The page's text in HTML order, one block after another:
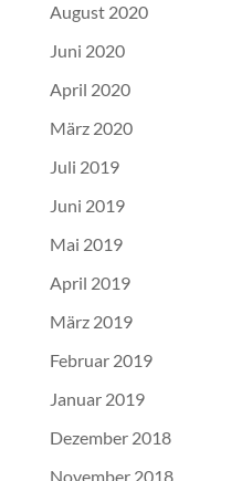
August 2020
Juni 2020
April 2020
März 2020
Juli 2019
Juni 2019
Mai 2019
April 2019
März 2019
Februar 2019
Januar 2019
Dezember 2018
November 2018